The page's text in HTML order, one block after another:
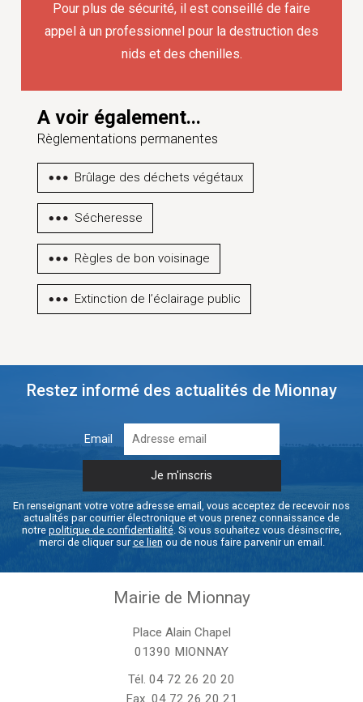
Pour plus de sécurité, il est conseillé de faire
appel à un professionnel pour la destruction des
nids et des chenilles.
A voir également...
Règlementations permanentes
Brûlage des déchets végétaux
Sécheresse
Règles de bon voisinage
Extinction de l’éclairage public
Restez informé des actualités de Mionnay
Email
En renseignant votre votre adresse email, vous acceptez de recevoir nos
actualités par courrier électronique et vous prenez connaissance de
notre politique de confidentialité. Si vous souhaitez vous désinscrire,
merci de cliquer surce lien ou de nous faire parvenir un email.
Mairie de Mionnay
Place Alain Chapel
01390 MIONNAY
Tél. 04 72 26 20 20
Fax. 04 72 26 20 21